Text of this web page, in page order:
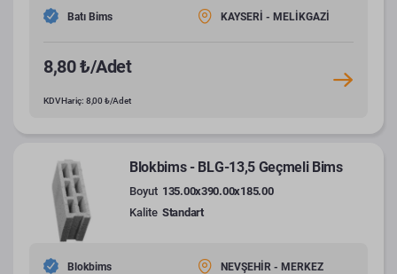
Batı Bims KAYSERİ - MELİKGAZİ
8,80 ₺/Adet
KDV Hariç: 8,00 ₺/Adet
Blokbims - BLG-13,5 Geçmeli Bims
Boyut 135.00x390.00x185.00
Kalite Standart
Blokbims NEVŞEHİR - MERKEZ